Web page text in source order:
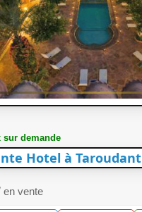
sur demande
Hotel à Taroudant
en vente